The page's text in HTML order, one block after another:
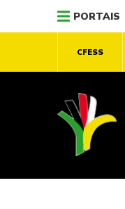
PORTAIS
CFESS